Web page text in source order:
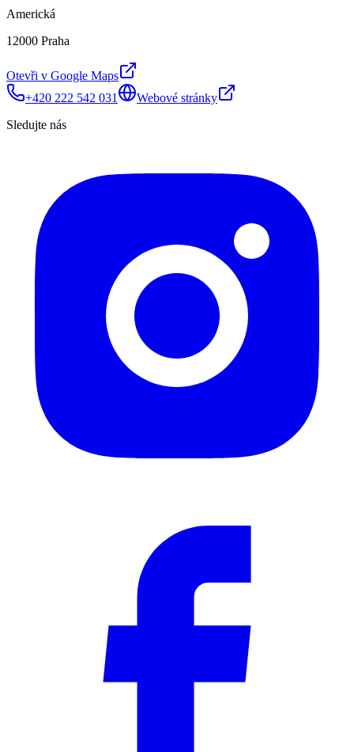
Americká
12000 Praha
Otevři v Google Maps
+420 222 542 031
Webové stránky
Sledujte nás